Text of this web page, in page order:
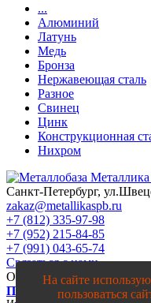
...
Алюминий
Латунь
Медь
Бронза
Нержавеющая сталь
Разное
Свинец
Цинк
Конструкционная
Нихром
Санкт-Петербург,
zakaz@metallikaspb.ru
+7 (812) 335-97-98
+7 (952) 215-84-85
+7 (991) 043-65-74
Связаться с нами
ООО "МЕТАЛЛИКА"
Политика
На сайте
пользоваться